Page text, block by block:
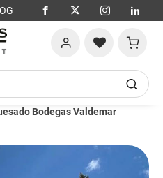
Bodegas Valdemar